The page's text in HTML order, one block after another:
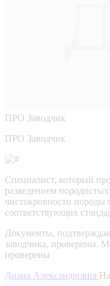
ПРО Заводчик
ПРО Заводчик
Специалист, который
разведением
чистокровности породы
соответствующих
Документы,
заводчика, проверены.
проверены
Диана Александровна